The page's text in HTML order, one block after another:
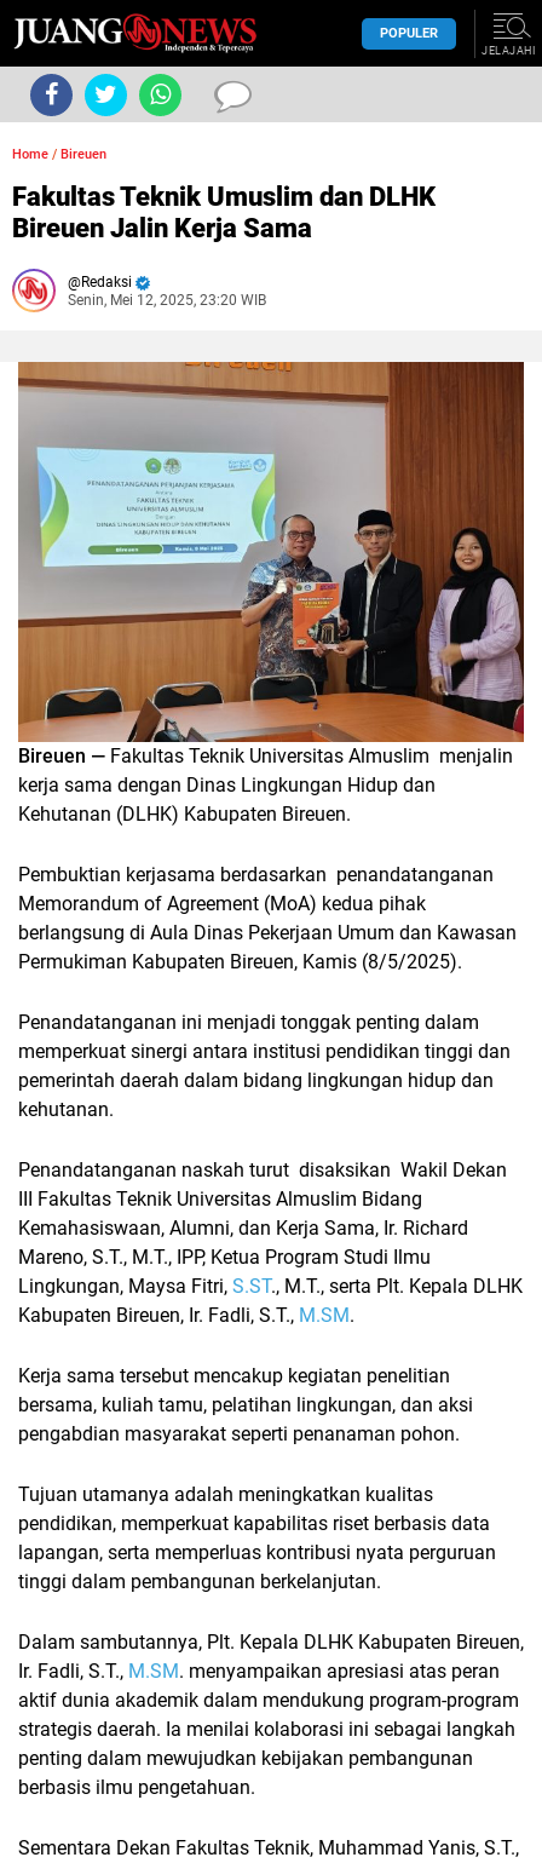
POPULER
JELAJAHI
Home / Bireuen
Fakultas Teknik Umuslim dan DLHK
Bireuen Jalin Kerja Sama
Redaksi
Senin, Mei 12, 2025, 23:20 WIB
Bireuen — Fakultas Teknik Universitas Almuslim menjalin
kerja sama dengan Dinas Lingkungan Hidup dan
Kehutanan (DLHK) Kabupaten Bireuen.
Pembuktian kerjasama berdasarkan penandatanganan
Memorandum of Agreement (MoA) kedua pihak
berlangsung di Aula Dinas Pekerjaan Umum dan Kawasan
Permukiman Kabupaten Bireuen, Kamis (8/5/2025).
Penandatanganan ini menjadi tonggak penting dalam
memperkuat sinergi antara institusi pendidikan tinggi dan
pemerintah daerah dalam bidang lingkungan hidup dan
kehutanan.
Penandatanganan naskah turut disaksikan Wakil Dekan
III Fakultas Teknik Universitas Almuslim Bidang
Kemahasiswaan, Alumni, dan Kerja Sama, Ir. Richard
Mareno, S.T., M.T., IPP, Ketua Program Studi Ilmu
Lingkungan, Maysa Fitri, S.ST., M.T., serta Plt. Kepala DLHK
Kabupaten Bireuen, Ir. Fadli, S.T., M.SM.
Kerja sama tersebut mencakup kegiatan penelitian
bersama, kuliah tamu, pelatihan lingkungan, dan aksi
pengabdian masyarakat seperti penanaman pohon.
Tujuan utamanya adalah meningkatkan kualitas
pendidikan, memperkuat kapabilitas riset berbasis data
lapangan, serta memperluas kontribusi nyata perguruan
tinggi dalam pembangunan berkelanjutan.
Dalam sambutannya, Plt. Kepala DLHK Kabupaten Bireuen,
Ir. Fadli, S.T., M.SM. menyampaikan apresiasi atas peran
aktif dunia akademik dalam mendukung program-program
strategis daerah. Ia menilai kolaborasi ini sebagai langkah
penting dalam mewujudkan kebijakan pembangunan
berbasis ilmu pengetahuan.
Sementara Dekan Fakultas Teknik, Muhammad Yanis, S.T.,